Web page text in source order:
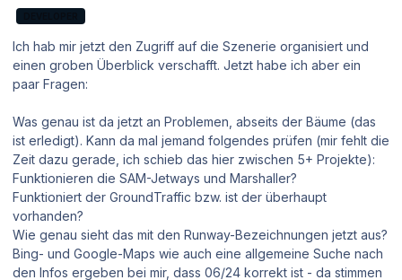
Ich hab mir jetzt den Zugriff auf die Szenerie organisiert und
einen groben Überblick verschafft. Jetzt habe ich aber ein
paar Fragen:
Was genau ist da jetzt an Problemen, abseits der Bäume (das
ist erledigt). Kann da mal jemand folgendes prüfen (mir fehlt die
Zeit dazu gerade, ich schieb das hier zwischen 5+ Projekte):
Funktionieren die SAM-Jetways und Marshaller?
Funktioniert der GroundTraffic bzw. ist der überhaupt
vorhanden?
Wie genau sieht das mit den Runway-Bezeichnungen jetzt aus?
Bing- und Google-Maps wie auch eine allgemeine Suche nach
den Infos ergeben bei mir, dass 06/24 korrekt ist - da stimmen